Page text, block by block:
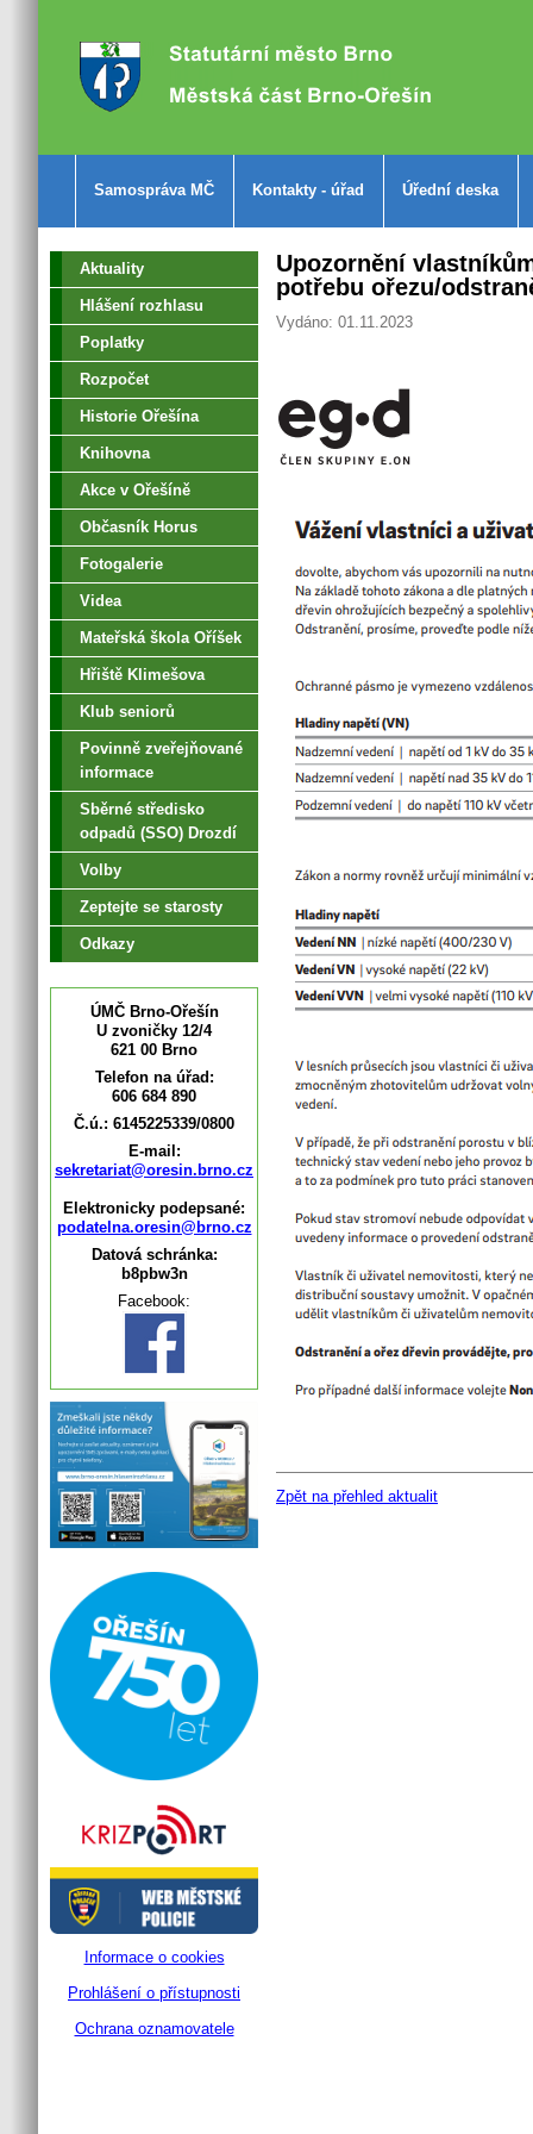
Samospráva MČ Kontakty - úřad Úřední deska
Aktuality
Hlášení rozhlasu
Poplatky
Rozpočet
Historie Ořešína
Knihovna
Akce v Ořešíně
Občasník Horus
Fotogalerie
Videa
Mateřská škola Oříšek
Hřiště Klimešova
Klub seniorů
Povinně zveřejňované
informace
Sběrné středisko
odpadů (SSO) Drozdí
Volby
Zeptejte se starosty
Odkazy
ÚMČ Brno-Ořešín
U zvoničky 12/4
621 00 Brno
Telefon na úřad:
606 684 890
Č.ú.: 6145225339/0800
E-mail:
sekretariat@oresin.brno.cz
Elektronicky podepsané:
podatelna.oresin@brno.cz
Datová schránka:
b8pbw3n
Facebook:
Informace o cookies
Prohlášení o přístupnosti
Ochrana oznamovatele
Upozornění
potřebu ořezu/
Vydáno: 01.11.2023
Zpět na přehled aktualit